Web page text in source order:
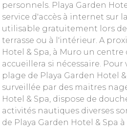
personnels. Playa Garden
service d'accès à internet sur
utilisable gratuitement lors
terrasse ou à l'intérieur. A
Hotel & Spa, à Muro un centre
accueillera si nécessaire. Pour
plage de Playa Garden Hotel
surveillée par des maitres
Hotel & Spa, dispose de
activités nautiques diverses
de Playa Garden Hotel & Spa